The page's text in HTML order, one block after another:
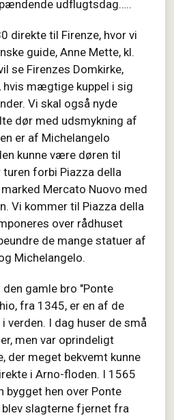
udflugtsdag…..
direkte til Firenze, hvor vi
guide, Anne Mette, kl.
se Firenzes Domkirke,
hvis mægtige kuppel i sig
Vi skal også nyde
dør med udsmykning af
er af Michelangelo
kunne være døren til
forbi Piazza della
Mercato Nuovo med
Vi kommer til Piazza della
over rådhuset
de mange statuer af
Michelangelo.
gamle bro "Ponte
fra 1345, er en af de
verden. I dag huser de små
men var oprindeligt
der meget bekvemt kunne
i Arno-floden. I 1565
bygget hen over Ponte
slagterne fjernet fra